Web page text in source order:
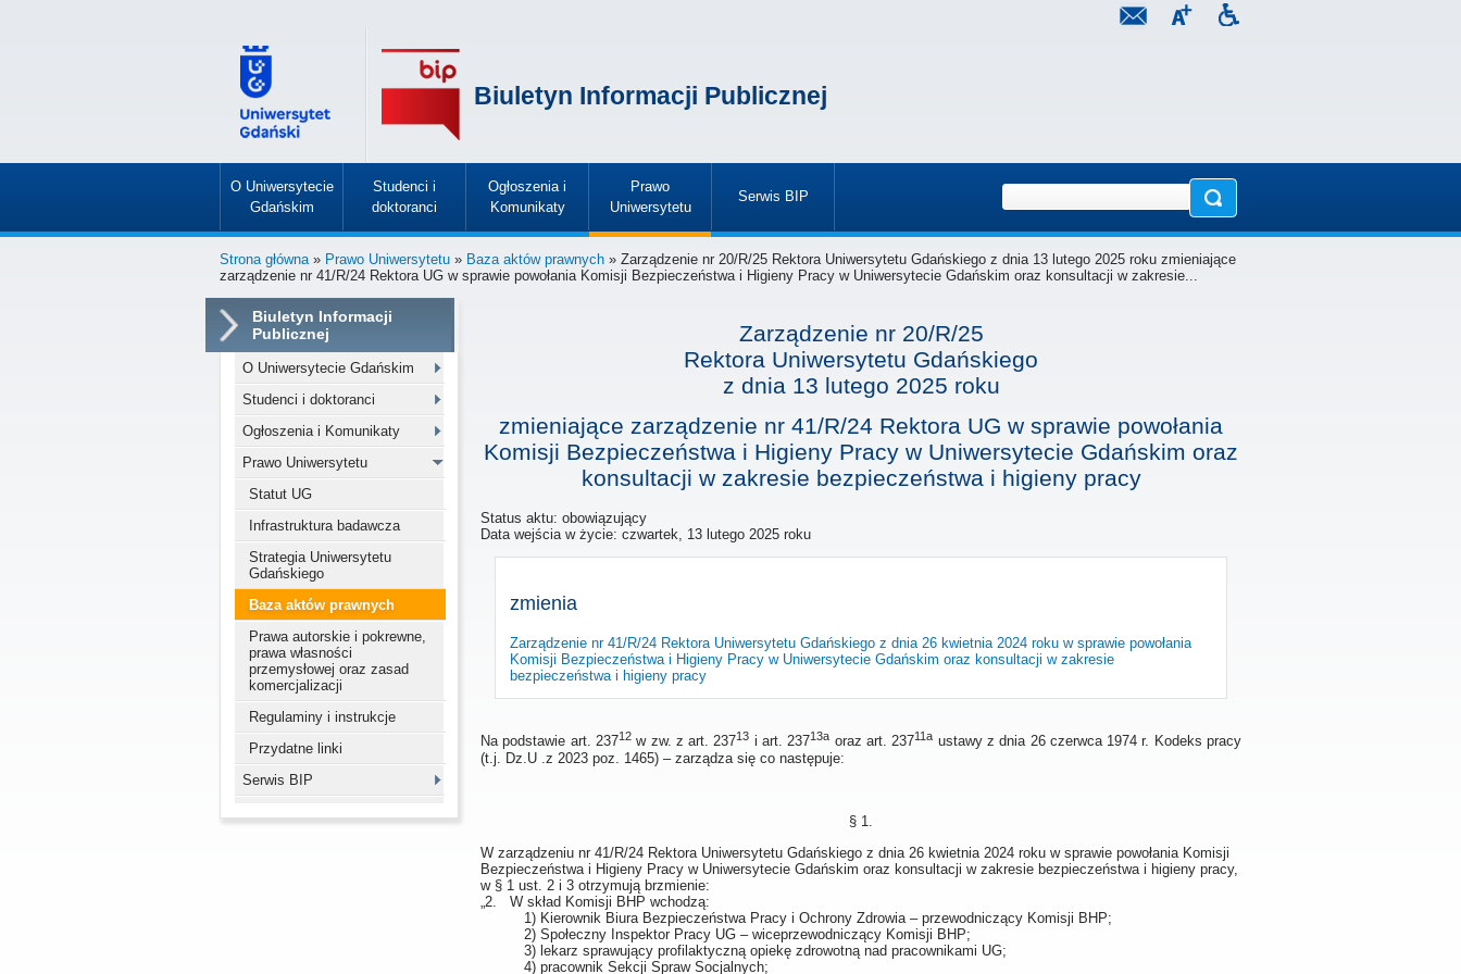
Biuletyn Informacji Publicznej
O Uniwersytecie
Gdańskim
»
Studenci i
doktoranci
»
Ogłoszenia i
Komunikaty
»
Prawo
Uniwersytetu
»
Serwis BIP
»
Strona główna» Prawo Uniwersytetu » Baza aktów prawnych » Zarządzenie nr 20/R/25 Rektora Uniwersytetu Gdańskiego z dnia 13 lutego 2025 roku zmieniające
zarządzenie nr 41/R/24 Rektora UG w sprawie powołania Komisji Bezpieczeństwa i Higieny Pracy w Uniwersytecie Gdańskim oraz konsultacji w zakresie...
Biuletyn Informacji
Publicznej
O Uniwersytecie Gdańskim
Studenci i doktoranci
Ogłoszenia i Komunikaty
Prawo Uniwersytetu
Statut UG
Infrastruktura badawcza
Strategia Uniwersytetu
Gdańskiego
Baza aktów prawnych
Prawa autorskie i pokrewne,
prawa własności
przemysłowej oraz zasad
komercjalizacji
Regulaminy i instrukcje
Przydatne linki
Serwis BIP
Zarządzenie nr 20/R/25
Rektora Uniwersytetu Gdańskiego
z dnia 13 lutego 2025 roku
zmieniające zarządzenie nr 41/R/24 Rektora UG w sprawie powołania
Komisji Bezpieczeństwa i Higieny Pracy w Uniwersytecie Gdańskim oraz
konsultacji w zakresie bezpieczeństwa i higieny pracy
Status aktu: obowiązujący
Data wejścia w życie: czwartek, 13 lutego 2025 roku
zmienia
Zarządzenie nr 41/R/24 Rektora Uniwersytetu Gdańskiego z dnia 26 kwietnia 2024 roku w sprawie powołania
Komisji Bezpieczeństwa i Higieny Pracy w Uniwersytecie Gdańskim oraz konsultacji w zakresie
bezpieczeństwa i higieny pracy
Na podstawie art. 23712w zw. z art. 23713 i art. 23713a oraz art. 23711a ustawy z dnia 26 czerwca 1974 r. Kodeks pracy
(t.j. Dz.U .z 2023 poz. 1465) – zarządza się co następuje:
§ 1.
W zarządzeniu nr 41/R/24 Rektora Uniwersytetu Gdańskiego z dnia 26 kwietnia 2024 roku w sprawie powołania Komisji
Bezpieczeństwa i Higieny Pracy w Uniwersytecie Gdańskim oraz konsultacji w zakresie bezpieczeństwa i higieny pracy,
w § 1 ust. 2 i 3 otrzymują brzmienie:
„2. W skład Komisji BHP wchodzą:
1) Kierownik Biura Bezpieczeństwa Pracy i Ochrony Zdrowia – przewodniczący Komisji BHP;
2) Społeczny Inspektor Pracy UG – wiceprzewodniczący Komisji BHP;
3) lekarz sprawujący profilaktyczną opiekę zdrowotną nad pracownikami UG;
4) pracownik Sekcji Spraw Socjalnych;